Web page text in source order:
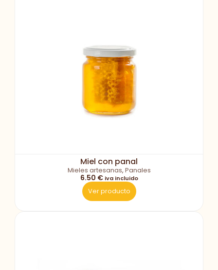
Miel con panal
Mieles artesanas, Panales
6.50 € iva incluido
Ver producto